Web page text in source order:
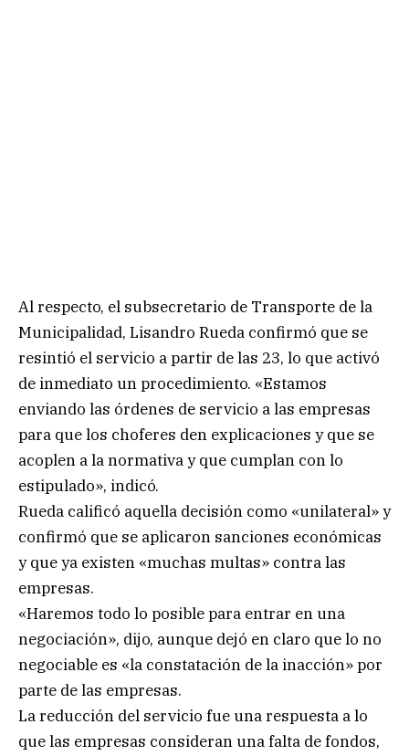
Al respecto, el subsecretario de Transporte de la
Municipalidad, Lisandro Rueda confirmó que se
resintió el servicio a partir de las 23, lo que activó
de inmediato un procedimiento. «Estamos
enviando las órdenes de servicio a las empresas
para que los choferes den explicaciones y que se
acoplen a la normativa y que cumplan con lo
estipulado», indicó.
Rueda calificó aquella decisión como «unilateral» y
confirmó que se aplicaron sanciones económicas
y que ya existen «muchas multas» contra las
empresas.
«Haremos todo lo posible para entrar en una
negociación», dijo, aunque dejó en claro que lo no
negociable es «la constatación de la inacción» por
parte de las empresas.
La reducción del servicio fue una respuesta a lo
que las empresas consideran una falta de fondos,